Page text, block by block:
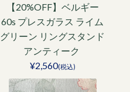
【20%OFF】ベルギー
60s プレスガラス ライム
グリーン リングスタンド
アンティーク
¥2,560(税込)